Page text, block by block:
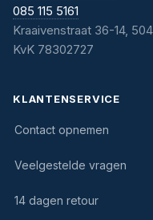
085 115 5161
Kraaivenstraat 36-14,
KvK 78302727
KLANTENSERVICE
Contact opnemen
Veelgestelde vragen
14 dagen retour